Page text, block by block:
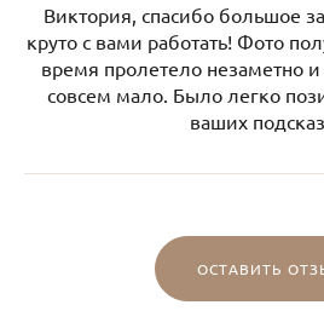
Виктория, спасибо большое
круто с вами работать! Фото
время пролетело незаметно и
совсем мало. Было легко
ваших
ОСТАВИТЬ